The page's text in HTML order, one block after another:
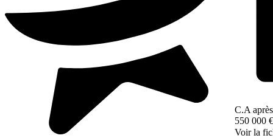
C.A
550 000 €
Voir la